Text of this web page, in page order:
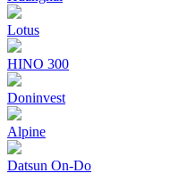
Lotus
HINO 300
Doninvest
Alpine
Datsun On-Do